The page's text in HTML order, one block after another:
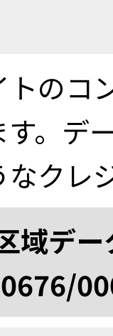
トのコ
。デ
クレ
域デ